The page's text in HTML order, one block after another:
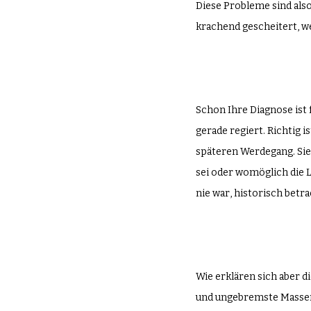
Diese Probleme sind
krachend gescheitert,
Schon Ihre Diagnose ist
gerade regiert. Richtig
späteren Werdegang.
sei oder womöglich die
nie war, historisch
Wie erklären sich aber
und ungebremste